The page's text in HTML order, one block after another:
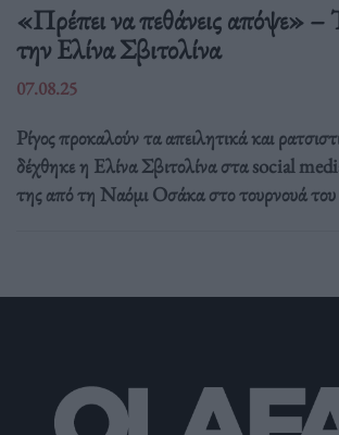
«Πρέπει να πεθάνεις απόψε» –
την Ελίνα Σβιτολίνα
07.08.25
Ρίγος προκαλούν τα απειλητικά και
δέχθηκε η Ελίνα Σβιτολίνα στα social
της από τη Ναόμι Οσάκα στο τουρνουά